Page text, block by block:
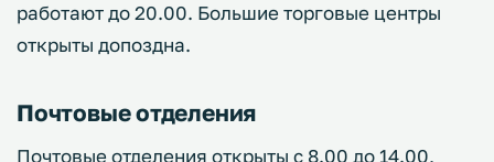
работают до 20.00. Большие торговые центры
открыты допоздна.
Почтовые отделения
Почтовые отделения открыты с 8.00 до 14.00,